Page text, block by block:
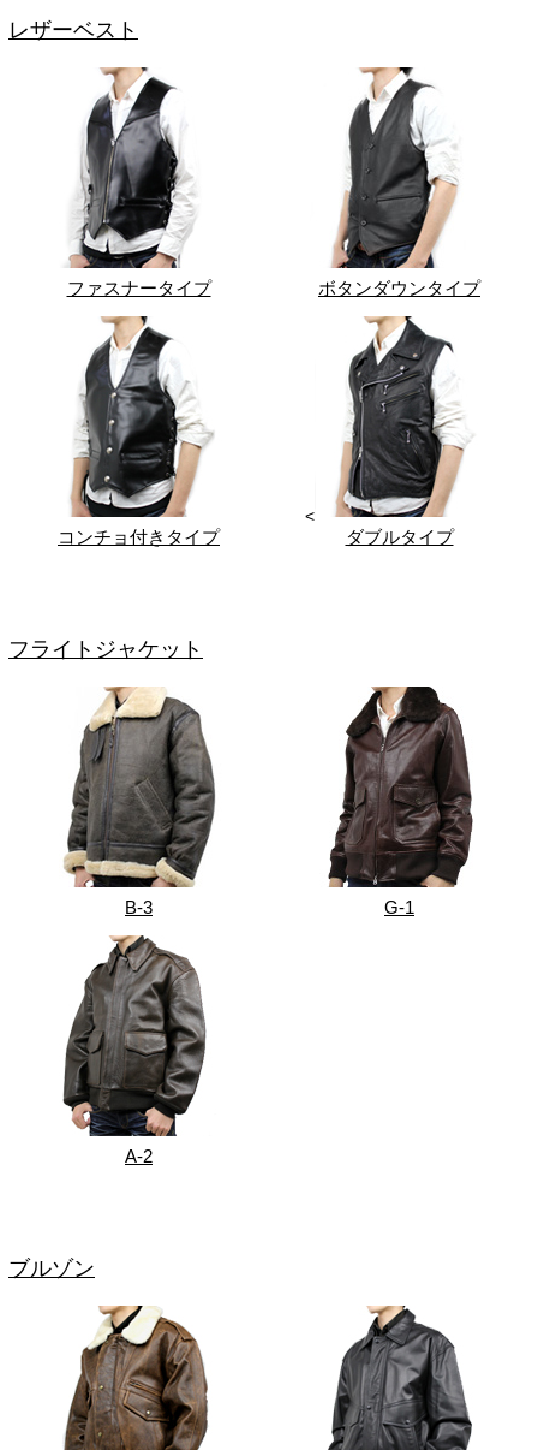
レザーベスト
ファスナータイプ ボタンダウンタイプ
コンチョ付きタイプ
<
ダブルタイプ
フライトジャケット
B-3 G-1
A-2
ブルゾン